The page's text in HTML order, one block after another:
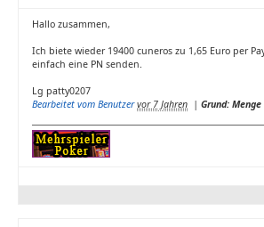
Hallo zusammen,
Ich biete wieder 19400 cuneros zu 1,65 Euro per
einfach eine PN senden.
Lg patty0207
Bearbeitet vom Benutzer vor 7 Jahren | Grund: